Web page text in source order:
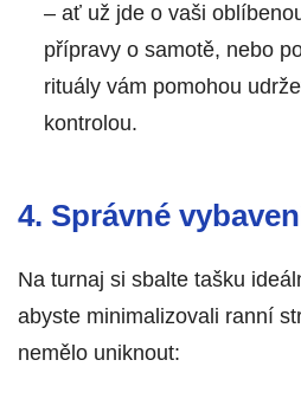
– ať už jde o vaši
přípravy o samotě, nebo
rituály vám pomohou
kontrolou.
4. Správné
Na turnaj si sbalte tašku
abyste minimalizovali ranní
nemělo uniknout: